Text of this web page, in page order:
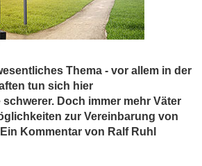
Thema - vor allem in der
tun sich hier
Doch immer mehr Väter
zur Vereinbarung von
Kommentar von Ralf Ruhl